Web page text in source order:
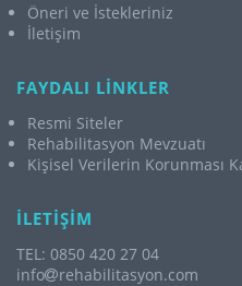
Öneri ve İstekleriniz
İletişim
FAYDALI LİNKLER
Resmi Siteler
Rehabilitasyon Mevzuatı
Kişisel Verilerin Korunması
İLETİŞİM
TEL: 0850 420 27 04
info
rehabilitasyon.com